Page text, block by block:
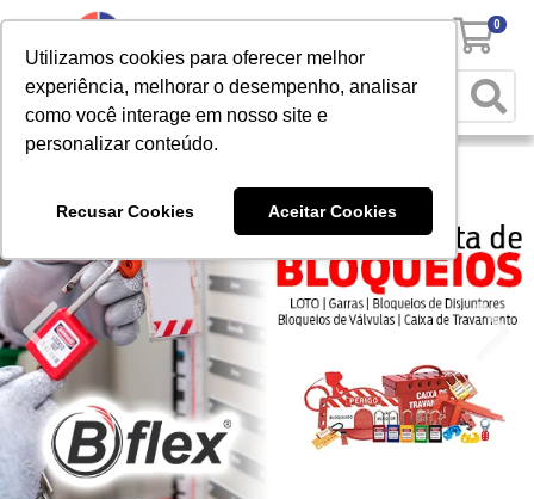
Utilizamos cookies para oferecer melhor
experiência, melhorar o desempenho, analisar
como você interage em nosso site e
personalizar conteúdo.
Recusar Cookies Aceitar Cookies
0